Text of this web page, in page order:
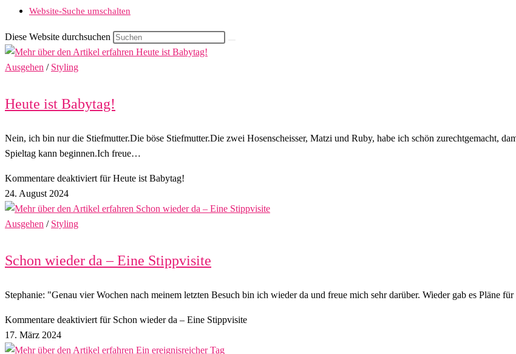
Website-Suche umschalten
Diese Website durchsuchen
Ausgehen / Styling
Heute ist Babytag!
Nein, ich bin nur die Stiefmutter.Die böse Stiefmutter.Die zwei Hosenscheisser, Matzi und Ruby, habe ich schön zurechtgemacht,
Spieltag kann beginnen.Ich freue…
Kommentare deaktiviert für Heute ist Babytag!
24. August 2024
Ausgehen / Styling
Schon wieder da – Eine Stippvisite
Stephanie: "Genau vier Wochen nach meinem letzten Besuch bin ich wieder da und freue mich sehr darüber. Wieder gab es Pläne
Kommentare deaktiviert für Schon wieder da – Eine Stippvisite
17. März 2024